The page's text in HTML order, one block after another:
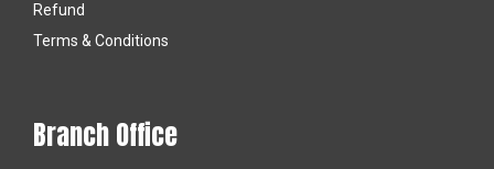
Refund
Terms & Conditions
Branch Office